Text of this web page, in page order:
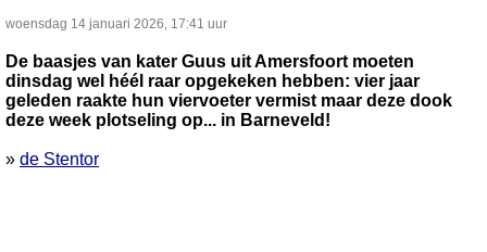
woensdag 14 januari 2026, 17:41 uur
De baasjes van kater Guus uit Amersfoort moeten
dinsdag wel héél raar opgekeken hebben: vier jaar
geleden raakte hun viervoeter vermist maar deze dook
deze week plotseling op... in Barneveld!
» de Stentor